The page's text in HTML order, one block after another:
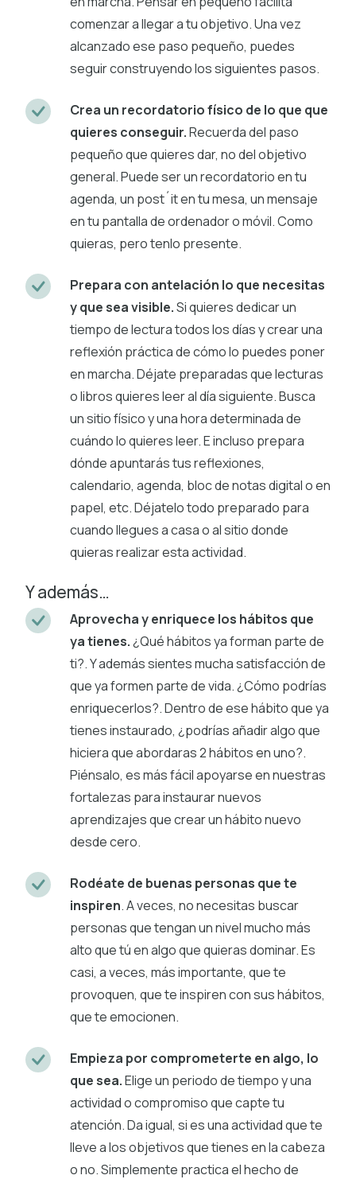
comenzar a llegar a tu objetivo. Una vez
alcanzado ese paso pequeño, puedes
seguir construyendo los siguientes pasos.
Crea un recordatorio físico de lo que que
quieres conseguir.Recuerda del paso
pequeño que quieres dar, no del objetivo
general. Puede ser un recordatorio en tu
agenda, un post´it en tu mesa, un mensaje
en tu pantalla de ordenador o móvil. Como
quieras, pero tenlo presente.
Prepara con antelación lo que necesitas
y que sea visible.Si quieres dedicar un
tiempo de lectura todos los días y crear una
reflexión práctica de cómo lo puedes poner
en marcha. Déjate preparadas que lecturas
o libros quieres leer al día siguiente. Busca
un sitio físico y una hora determinada de
cuándo lo quieres leer. E incluso prepara
dónde apuntarás tus reflexiones,
calendario, agenda, bloc de notas digital o en
papel, etc. Déjatelo todo preparado para
cuando llegues a casa o al sitio donde
quieras realizar esta actividad.
Y además…
Aprovecha y enriquece los hábitos que
ya tienes.¿Qué hábitos ya forman parte de
ti?. Y además sientes mucha satisfacción de
que ya formen parte de vida. ¿Cómo podrías
enriquecerlos?. Dentro de ese hábito que ya
tienes instaurado, ¿podrías añadir algo que
hiciera que abordaras 2 hábitos en uno?.
Piénsalo, es más fácil apoyarse en nuestras
fortalezas para instaurar nuevos
aprendizajes que crear un hábito nuevo
desde cero.
Rodéate de buenas personas que te
inspiren. A veces, no necesitas buscar
personas que tengan un nivel mucho más
alto que tú en algo que quieras dominar. Es
casi, a veces, más importante, que te
provoquen, que te inspiren con sus hábitos,
que te emocionen.
Empieza por comprometerte en algo, lo
que sea.Elige un periodo de tiempo y una
actividad o compromiso que capte tu
atención. Da igual, si es una actividad que te
lleve a los objetivos que tienes en la cabeza
o no. Simplemente practica el hecho de